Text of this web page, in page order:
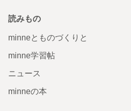
読みもの
minneとものづくりと
minne学習帖
ニュース
minneの本